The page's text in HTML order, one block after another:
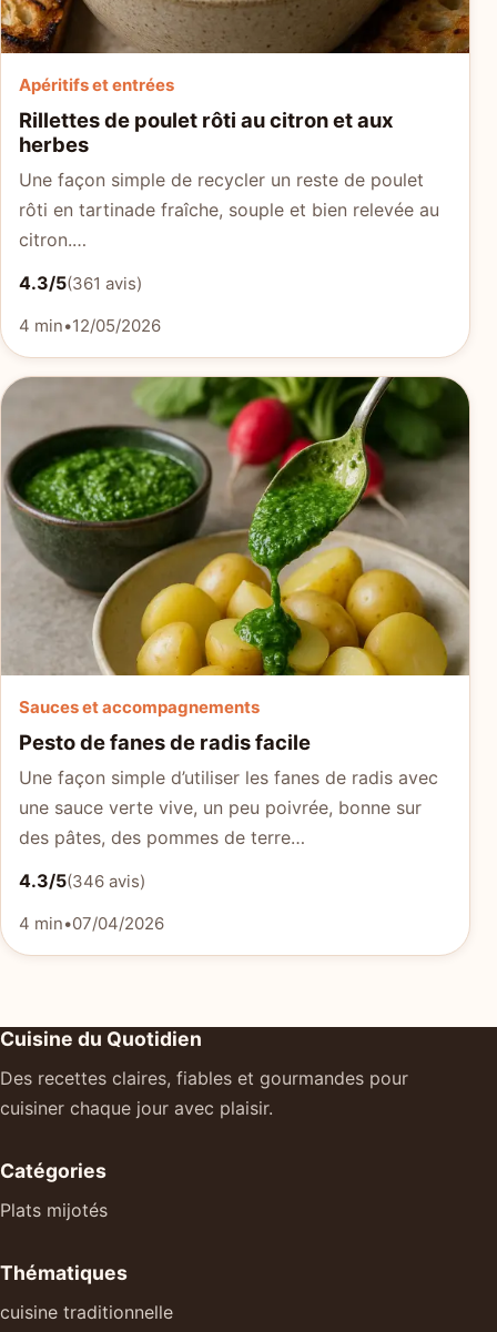
Apéritifs et entrées
Rillettes de poulet rôti au citron et aux
herbes
Une façon simple de recycler un reste de poulet
rôti en tartinade fraîche, souple et bien relevée au
citron.…
4.3/5(361 avis)
4 min•12/05/2026
Sauces et accompagnements
Pesto de fanes de radis facile
Une façon simple d’utiliser les fanes de radis avec
une sauce verte vive, un peu poivrée, bonne sur
des pâtes, des pommes de terre…
4.3/5(346 avis)
4 min•07/04/2026
Cuisine du Quotidien
Des recettes claires, fiables et gourmandes pour
cuisiner chaque jour avec plaisir.
Catégories
Plats mijotés
Thématiques
cuisine traditionnelle